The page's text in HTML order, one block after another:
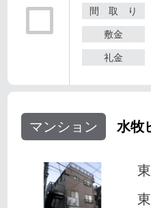
間 取 り
敷金
礼金
マンション 水牧